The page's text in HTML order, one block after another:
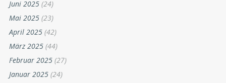
Juni 2025 (24)
Mai 2025 (23)
April 2025 (42)
März 2025 (44)
Februar 2025 (27)
Januar 2025 (24)